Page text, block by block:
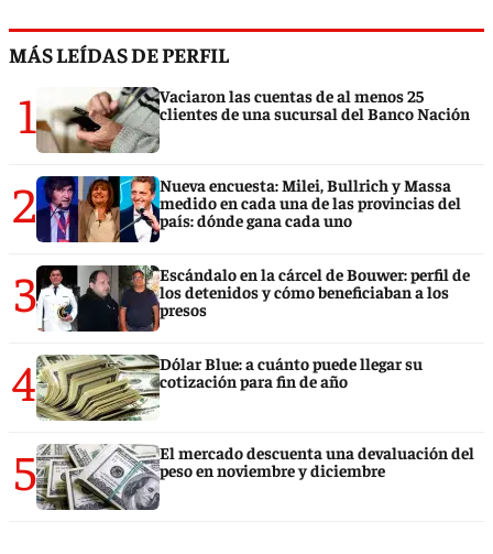
MÁS LEÍDAS DE PERFIL
1
Vaciaron las cuentas de al menos 25
clientes de una sucursal del Banco Nación
2
Nueva encuesta: Milei, Bullrich y Massa
medido en cada una de las provincias del
país: dónde gana cada uno
3
Escándalo en la cárcel de Bouwer: perfil de
los detenidos y cómo beneficiaban a los
presos
4
Dólar Blue: a cuánto puede llegar su
cotización para fin de año
5
El mercado descuenta una devaluación del
peso en noviembre y diciembre